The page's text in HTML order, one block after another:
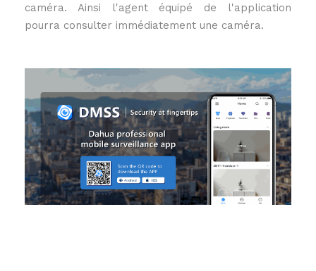
caméra. Ainsi l'agent équipé de l'application
pourra consulter immédiatement une caméra.